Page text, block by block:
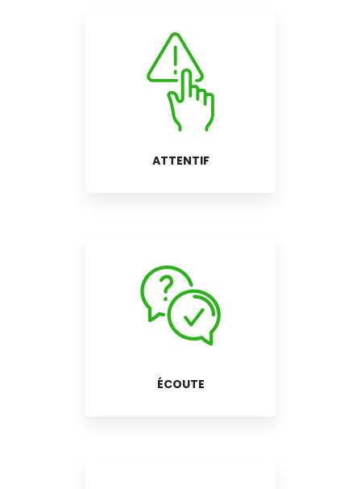
ATTENTIF
ÉCOUTE